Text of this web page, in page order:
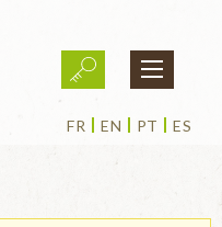
FR EN PT ES